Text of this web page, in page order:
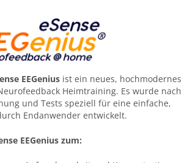
EEGenius ist ein neues, hochmodernes
Heimtraining. Es wurde nach
und Tests speziell für eine einfache,
Endanwender entwickelt.
EEGenius zum: